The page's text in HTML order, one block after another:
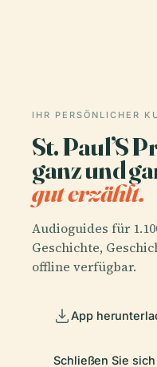
IHR PERSÖNLICHER
St. Paul’S
ganz und
gut erzählt.
Audioguides für
Geschichte,
offline verfügbar.
App
Schließen Sie